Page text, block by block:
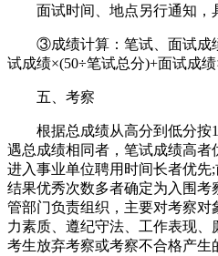
面试时间、地点另行通知，
③成绩计算：笔试、面试成绩
试成绩×(50÷笔试总分)+面试成绩
五、考察
根据总成绩从高分到低分按
遇总成绩相同者，笔试成绩高者
进入事业单位聘用时间长者优
结果优秀次数多者确定为入围
管部门负责组织，主要对考察
力素质、遵纪守法、工作表现、
考生放弃考察或考察不合格产生